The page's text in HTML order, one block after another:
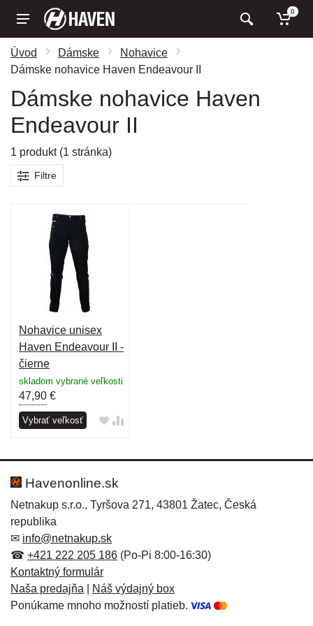
0
Úvod Dámske
Nohavice
Dámske nohavice Haven Endeavour II
Dámske nohavice Haven
Endeavour II
1 produkt (1 stránka)
Filtre
Nohavice unisex
Haven Endeavour II -
čierne
skladom vybrané veľkosti
47,90 €
Vybrať veľkosť
Havenonline.sk
Netnakup s.r.o., Tyršova 271, 43801 Žatec, Česká
republika
✉ info@netnakup.sk
☎ +421 222 205 186 (Po-Pi 8:00-16:30)
Kontaktný formulár
Naša predajňa
Náš výdajný box
Ponúkame mnoho možností platieb.